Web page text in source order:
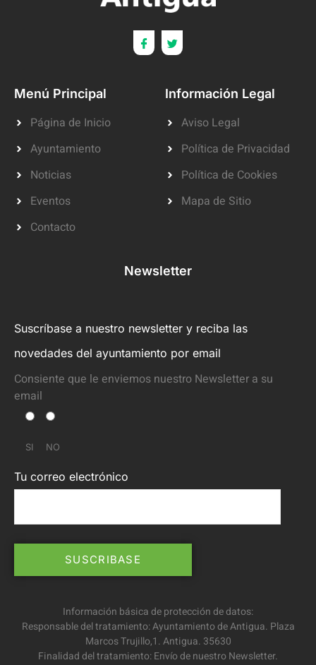
Menú Principal
Página de Inicio
Ayuntamiento
Noticias
Eventos
Contacto
Información Legal
Aviso Legal
Política de Privacidad
Política de Cookies
Mapa de Sitio
Newsletter
Suscríbase a nuestro newsletter y reciba las
novedades del ayuntamiento por email
Consiente que le enviemos nuestro Newsletter a su
email
SI NO
Tu correo electrónico
Información básica de protección de datos:
Responsable del tratamiento: Ayuntamiento de Antigua. Plaza
Marcos Trujillo,1. Antigua. 35630
Finalidad del tratamiento: Envío de nuestro Newsletter.